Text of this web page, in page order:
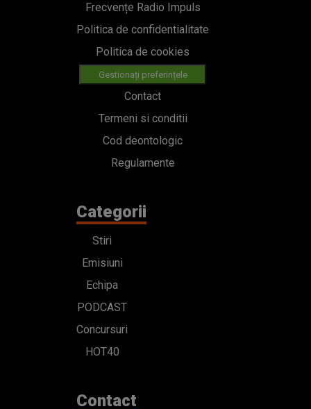
Frecvențe Radio Impuls
Politica de confidentialitate
Politica de cookies
Gestionați preferințele
Contact
Termeni si conditii
Cod deontologic
Regulamente
Categorii
Stiri
Emisiuni
Echipa
PODCAST
Concursuri
HOT40
Contact